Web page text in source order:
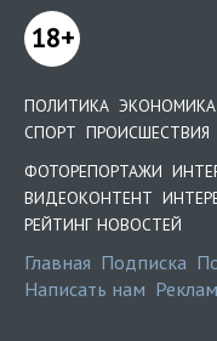
18+
ПОЛИТИКА ЭКОНОМИКА
СПОРТ ПРОИСШЕСТВИЯ
ФОТОРЕПОРТАЖИ
ВИДЕОКОНТЕНТ
РЕЙТИНГ НОВОСТЕЙ
Главная Подписка
Написать нам